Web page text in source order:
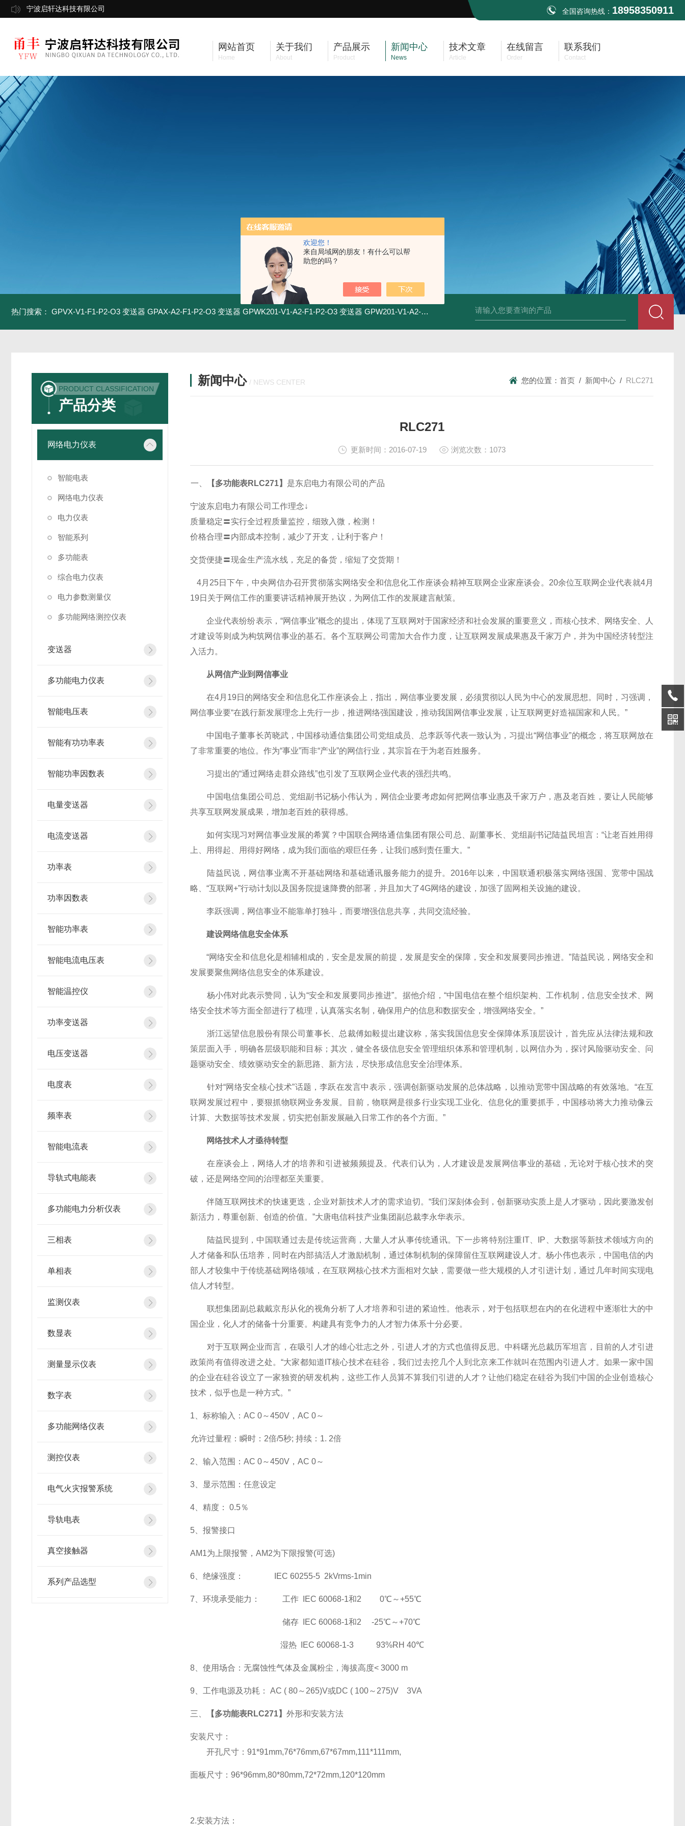
欢迎您！
来自局域网的朋友！有什么可以帮
助您的吗？
宁波启轩达科技有限公司 全国咨询热线： 18958350911
网站首页
Home
关于我们
About
产品展示
Product
新闻中心
News
技术文章
Article
在线留言
Order
联系我们
Contact
热门搜索： GPVX-V1-F1-P2-O3 变送器 GPAX-A2-F1-P2-O3 变送器 GPWK201-V1-A2-F1-P2-O3 变送器 GPW201-V1-A2-F1-P2-O3 变送器 变送器GPV-V1-F1-P2-O3 变送器GPA-A2-F1-P2-O3 变送器
PRODUCT CLASSIFICATION
产品分类
网络电力仪表
智能电表
网络电力仪表
电力仪表
智能系列
多功能表
综合电力仪表
电力参数测量仪
多功能网络测控仪表
变送器
多功能电力仪表
智能电压表
智能有功功率表
智能功率因数表
电量变送器
电流变送器
功率表
功率因数表
智能功率表
智能电流电压表
智能温控仪
功率变送器
电压变送器
电度表
频率表
智能电流表
导轨式电能表
多功能电力分析仪表
三相表
单相表
监测仪表
数显表
测量显示仪表
数字表
多功能网络仪表
测控仪表
电气火灾报警系统
导轨电表
真空接触器
系列产品选型
新闻中心 / NEWS CENTER 您的位置： 首页 / 新闻中心 / RLC271
RLC271
更新时间：2016-07-19 浏览次数：1073
一、 【多功能表RLC271】 是东启电力有限公司的产品
宁波东启电力有限公司工作理念↓
质量稳定〓实行全过程质量监控，细致入微，检测！
价格合理〓内部成本控制，减少了开支，让利于客户！
交货便捷〓现金生产流水线，充足的备货，缩短了交货期！
4月25日下午，中央网信办召开贯彻落实网络安全和信息化工作座谈会精神互联网企业家座谈会。20余位互联网企业代表就4月
19日关于网信工作的重要讲话精神展开热议，为网信工作的发展建言献策。
企业代表纷纷表示，“网信事业”概念的提出，体现了互联网对于国家经济和社会发展的重要意义，而核心技术、网络安全、人
才建设等则成为构筑网信事业的基石。各个互联网公司需加大合作力度，让互联网发展成果惠及千家万户，并为中国经济转型注
入活力。
从网信产业到网信事业
在4月19日的网络安全和信息化工作座谈会上，指出，网信事业要发展，必须贯彻以人民为中心的发展思想。同时，习强调，
网信事业要“在践行新发展理念上先行一步，推进网络强国建设，推动我国网信事业发展，让互联网更好造福国家和人民。”
中国电子董事长芮晓武，中国移动通信集团公司党组成员、总李跃等代表一致认为，习提出“网信事业”的概念，将互联网放在
了非常重要的地位。作为“事业”而非“产业”的网信行业，其宗旨在于为老百姓服务。
习提出的“通过网络走群众路线”也引发了互联网企业代表的强烈共鸣。
中国电信集团公司总、党组副书记杨小伟认为，网信企业要考虑如何把网信事业惠及千家万户，惠及老百姓，要让人民能够
共享互联网发展成果，增加老百姓的获得感。
如何实现习对网信事业发展的希冀？中国联合网络通信集团有限公司总、副董事长、党组副书记陆益民坦言：“让老百姓用得
上、用得起、用得好网络，成为我们面临的艰巨任务，让我们感到责任重大。”
陆益民说，网信事业离不开基础网络和基础通讯服务能力的提升。2016年以来，中国联通积极落实网络强国、宽带中国战
略、“互联网+”行动计划以及国务院提速降费的部署，并且加大了4G网络的建设，加强了固网相关设施的建设。
李跃强调，网信事业不能靠单打独斗，而要增强信息共享，共同交流经验。
建设网络信息安全体系
“网络安全和信息化是相辅相成的，安全是发展的前提，发展是安全的保障，安全和发展要同步推进。”陆益民说，网络安全和
发展要聚焦网络信息安全的体系建设。
杨小伟对此表示赞同，认为“安全和发展要同步推进”。据他介绍，“中国电信在整个组织架构、工作机制，信息安全技术、网
络安全技术等方面全部进行了梳理，认真落实名制，确保用户的信息和数据安全，增强网络安全。”
浙江远望信息股份有限公司董事长、总裁傅如毅提出建议称，落实我国信息安全保障体系顶层设计，首先应从法律法规和政
策层面入手，明确各层级职能和目标；其次，健全各级信息安全管理组织体系和管理机制，以网信办为，探讨风险驱动安全、问
题驱动安全、绩效驱动安全的新思路、新方法，尽快形成信息安全治理体系。
针对“网络安全核心技术”话题，李跃在发言中表示，强调创新驱动发展的总体战略，以推动宽带中国战略的有效落地。“在互
联网发展过程中，要狠抓物联网业务发展。目前，物联网是很多行业实现工业化、信息化的重要抓手，中国移动将大力推动像云
计算、大数据等技术发展，切实把创新发展融入日常工作的各个方面。”
网络技术人才亟待转型
在座谈会上，网络人才的培养和引进被频频提及。代表们认为，人才建设是发展网信事业的基础，无论对于核心技术的突
破，还是网络空间的治理都至关重要。
伴随互联网技术的快速更迭，企业对新技术人才的需求迫切。“我们深刻体会到，创新驱动实质上是人才驱动，因此要激发创
新活力，尊重创新、创造的价值。”大唐电信科技产业集团副总裁李永华表示。
陆益民提到，中国联通过去是传统运营商，大量人才从事传统通讯。下一步将特别注重IT、IP、大数据等新技术领域方向的
人才储备和队伍培养，同时在内部搞活人才激励机制，通过体制机制的保障留住互联网建设人才。杨小伟也表示，中国电信的内
部人才较集中于传统基础网络领域，在互联网核心技术方面相对欠缺，需要做一些大规模的人才引进计划，通过几年时间实现电
信人才转型。
联想集团副总裁戴京彤从化的视角分析了人才培养和引进的紧迫性。他表示，对于包括联想在内的在化进程中逐渐壮大的中
国企业，化人才的储备十分重要。构建具有竞争力的人才智力体系十分必要。
对于互联网企业而言，在吸引人才的雄心壮志之外，引进人才的方式也值得反思。中科曙光总裁历军坦言，目前的人才引进
政策尚有值得改进之处。“大家都知道IT核心技术在硅谷，我们过去挖几个人到北京来工作就叫在范围内引进人才。如果一家中国
的企业在硅谷设立了一家独资的研发机构，这些工作人员算不算我们引进的人才？让他们稳定在硅谷为我们中国的企业创造核心
技术，似乎也是一种方式。”
1 、标称输入：AC 0～450V ，AC 0～
允许过量程：瞬时：2倍/5秒; 持续：1. 2倍
2 、输入范围：AC 0～450V ，AC 0～
3 显示范围：任意设定
4 、精度： 0.5％
5 、报警接口
AM1为上限报警，AM2为下限报警(可选)
6 、绝缘强度： IEC 60255-5 2kVrms-1min
7 、环境承受能力： 工作 IEC 60068-1和2 0℃～+55℃
储存 IEC 60068-1和2 -25℃～+70℃
湿热 IEC 60068-1-3 93%RH 40℃
8 、使用场合：无腐蚀性气体及金属粉尘，海拔高度< 3000 m
9 、工作电源及功耗： AC ( 80～265)V或DC ( 100～275)V 3VA
三、 【多功能表RLC271】外形和安装方法
安装尺寸：
开孔尺寸：91*91mm,76*76mm,67*67mm,111*111mm,
面板尺寸：96*96mm,80*80mm,72*72mm,120*120mm
2.安装方法：